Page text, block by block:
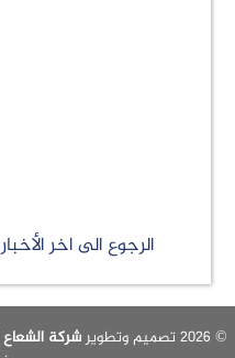
الرجوع الى اخر الأخبار »
شركة الشعاع